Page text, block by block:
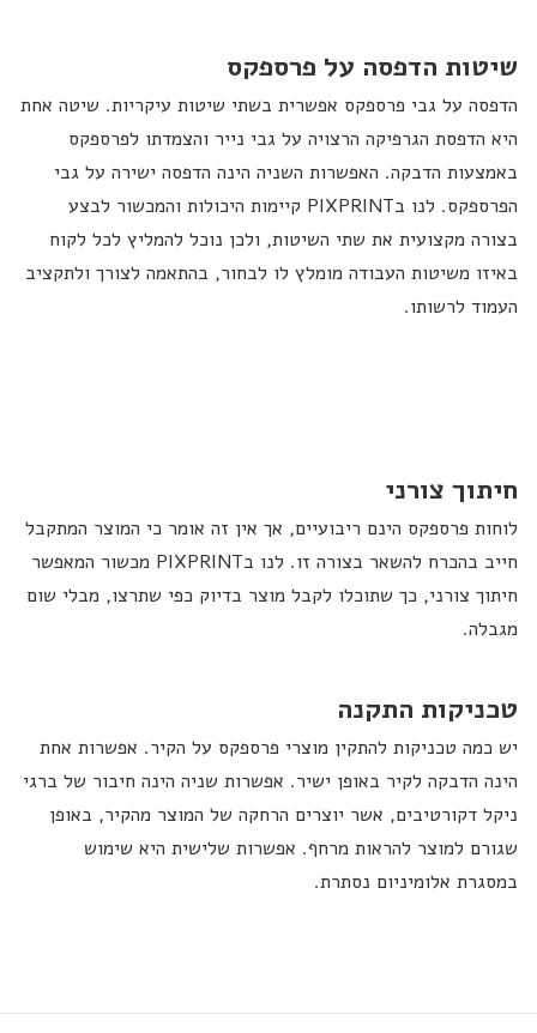
שיטות הדפסה על פרספקס
הדפסה על גבי פרספקס אפשרית בשתי שיטות עיקריות. שיטה אחת
היא הדפסת הגרפיקה הרצויה על גבי נייר והצמדתו לפרספקס
באמצעות הדבקה. האפשרות השניה הינה הדפסה ישירה על גבי
הפרספקס. לנו בPIXPRINT קיימות היכולות והמכשור לבצע
בצורה מקצועית את שתי השיטות, ולכן נוכל להמליץ לכל לקוח
באיזו משיטות העבודה מומלץ לו לבחור, בהתאמה לצורך ולתקציב
העמוד לרשותו.
חיתוך צורני
לוחות פרספקס הינם ריבועיים, אך אין זה אומר כי המוצר המתקבל
חייב בהכרח להשאר בצורה זו. לנו בPIXPRINT מכשור המאפשר
חיתוך צורני, כך שתוכלו לקבל מוצר בדיוק כפי שתרצו, מבלי שום
מגבלה.
טכניקות התקנה
יש כמה טכניקות להתקין מוצרי פרספקס על הקיר. אפשרות אחת
הינה הדבקה לקיר באופן ישיר. אפשרות שניה הינה חיבור של ברגי
ניקל דקורטיבים, אשר יוצרים הרחקה של המוצר מהקיר, באופן
שגורם למוצר להראות מרחף. אפשרות שלישית היא שימוש
במסגרת אלומיניום נסתרת.